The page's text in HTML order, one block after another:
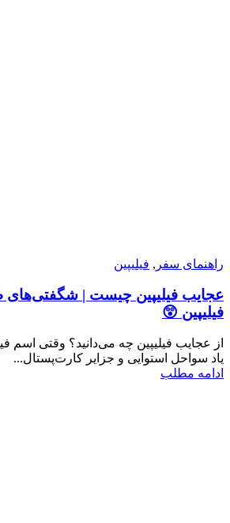
راهنمای سفر , فیلیپین
عجایب فیلیپین چیست | شگفتی‌های
فیلیپین 😲
از عجایب فیلیپین چه می‌دانید؟ وقتی اسم
یاد سواحل استوایی و جزایر کارت‌پستال...
ادامه مطلب